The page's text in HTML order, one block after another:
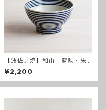
【波佐見焼】和山 藍駒・朱
駒 広東丼 小サイズ
¥2,200